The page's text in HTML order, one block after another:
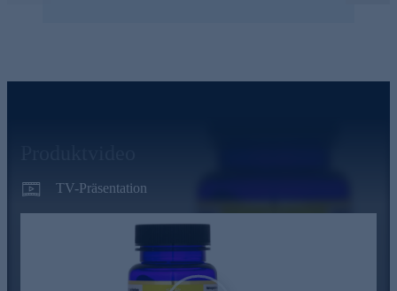
TV-Präsentation